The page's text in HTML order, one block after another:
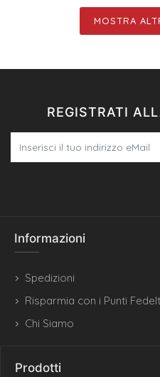
MOSTRA
REGISTRATI
Informazioni
Spedizioni
Risparmia con i Punti
Chi Siamo
Prodotti